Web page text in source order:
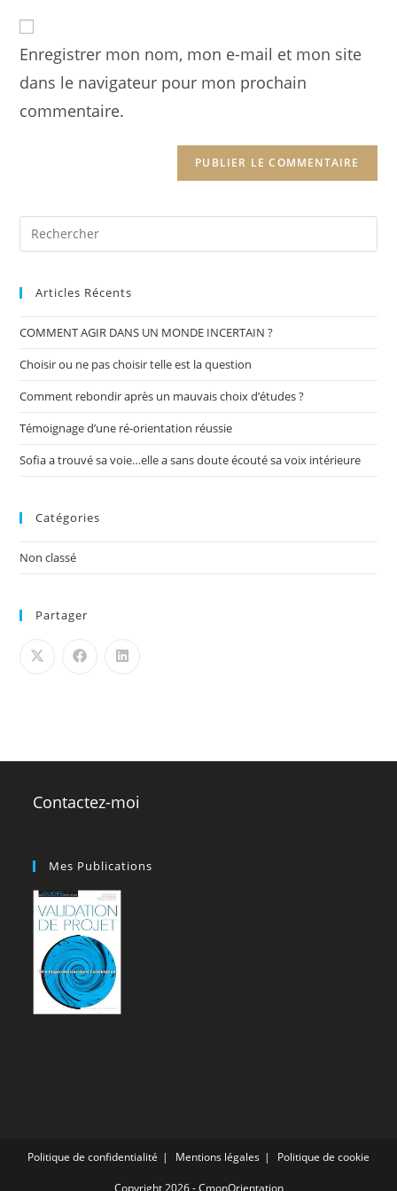
comment
URL
(optional)
Enregistrer mon nom, mon e-mail et mon site
dans le navigateur pour mon prochain
commentaire.
Search
for:
Articles Récents
COMMENT AGIR DANS UN MONDE INCERTAIN ?
Choisir ou ne pas choisir telle est la question
Comment rebondir après un mauvais choix d’études ?
Témoignage d’une ré-orientation réussie
Sofia a trouvé sa voie…elle a sans doute écouté sa voix intérieure
Catégories
Non classé
Partager
Contactez-moi
Mes Publications
Politique de confidentialité Mentions légales Politique de cookie